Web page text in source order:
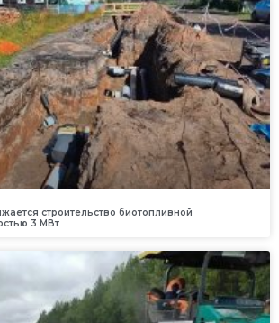
строительство биотопливной
3 МВт